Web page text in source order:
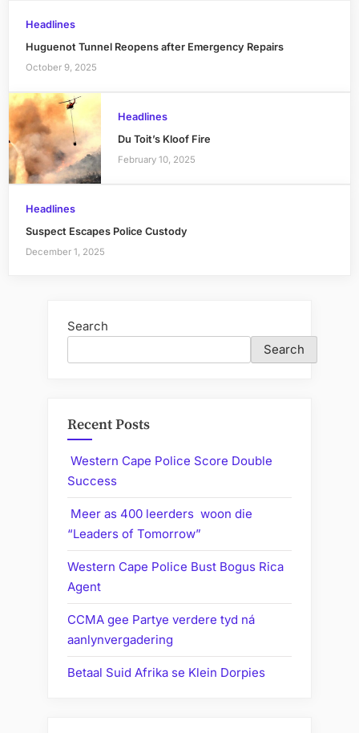
Headlines
Huguenot Tunnel Reopens after Emergency Repairs
October 9, 2025
Headlines
Du Toit’s Kloof Fire
February 10, 2025
Headlines
Suspect Escapes Police Custody
December 1, 2025
Search
Search
Recent Posts
Western Cape Police Score Double
Success
Meer as 400 leerders woon die
“Leaders of Tomorrow”
Western Cape Police Bust Bogus Rica
Agent
CCMA gee Partye verdere tyd ná
aanlynvergadering
Betaal Suid Afrika se Klein Dorpies